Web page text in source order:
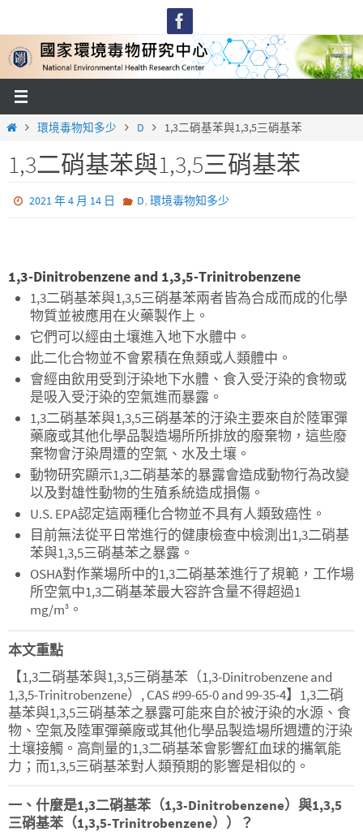
content
Home環境毒物知多少 D 1,3二硝基苯與1,3,5三硝基苯
1,3二硝基苯與1,3,5三硝基苯
2021 年 4 月 14 日 D, 環境毒物知多少
1,3-Dinitrobenzene and 1,3,5-Trinitrobenzene
1,3二硝基苯與1,3,5三硝基苯兩者皆為合成而成的化學
物質並被應用在火藥製作上。
它們可以經由土壤進入地下水體中。
此二化合物並不會累積在魚類或人類體中。
會經由飲用受到汙染地下水體、食入受汙染的食物或
是吸入受汙染的空氣進而暴露。
1,3二硝基苯與1,3,5三硝基苯的汙染主要來自於陸軍彈
藥廠或其他化學品製造場所所排放的廢棄物，這些廢
棄物會汙染周遭的空氣、水及土壤。
動物研究顯示1,3二硝基苯的暴露會造成動物行為改變
以及對雄性動物的生殖系統造成損傷。
U.S. EPA認定這兩種化合物並不具有人類致癌性。
目前無法從平日常進行的健康檢查中檢測出1,3二硝基
苯與1,3,5三硝基苯之暴露。
OSHA對作業場所中的1,3二硝基苯進行了規範，工作場
所空氣中1,3二硝基苯最大容許含量不得超過1
mg/m3 。
本文重點
【1,3二硝基苯與1,3,5三硝基苯（1,3-Dinitrobenzene and
1,3,5-Trinitrobenzene）, CAS #99-65-0 and 99-35-4】1,3二硝
基苯與1,3,5三硝基苯之暴露可能來自於被汙染的水源、食
物、空氣及陸軍彈藥廠或其他化學品製造場所週遭的汙染
土壤接觸。高劑量的1,3二硝基苯會影響紅血球的攜氧能
力；而1,3,5三硝基苯對人類預期的影響是相似的。
一、什麼是1,3二硝基苯（1,3-Dinitrobenzene）與1,3,5
三硝基苯（1,3,5-Trinitrobenzene））？